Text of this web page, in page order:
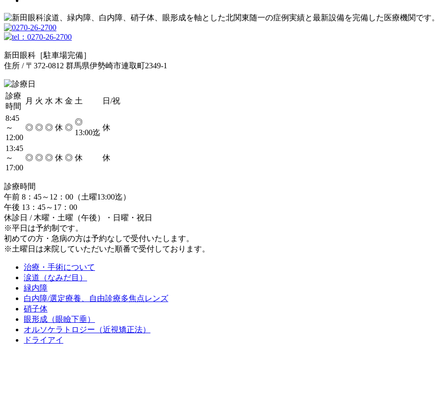
涙道、緑内障、白内障、硝子体、眼形成を軸とした北関東随一の症例実績と最新設備を完備した医療機関です。
新田眼科［駐車場完備］
住所 / 〒372-0812 群馬県伊勢崎市連取町2349-1
診療
時間
月 火 水 木 金 土 日/祝
8:45
～
12:00
◎ ◎ ◎ 休 ◎
◎
13:00迄
休
13:45
～
17:00
◎ ◎ ◎ 休 ◎ 休 休
診療時間
午前 8：45～12：00（土曜13:00迄）
午後 13：45～17：00
休診日 / 木曜・土曜（午後）・日曜・祝日
※平日は予約制です。
初めての方・急病の方は予約なしで受付いたします。
※土曜日は来院していただいた順番で受付しております。
治療・手術について
涙道（なみだ目）
緑内障
白内障/選定療養、自由診療多焦点レンズ
硝子体
眼形成（眼瞼下垂）
オルソケラトロジー（近視矯正法）
ドライアイ